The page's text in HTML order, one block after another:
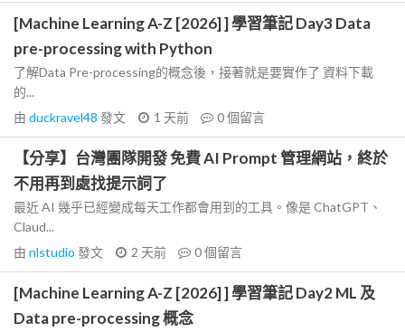
[Machine Learning A-Z [2026] ] 學習筆記 Day3 Data
pre-processing with Python
了解Data Pre-processing的概念後，接著就是要實作了 資料下載
的...
由 duckravel48 發文 1 天前 0個留言
【分享】台灣團隊開發 免費 AI Prompt 管理網站，終於
不用再到處找提示詞了
最近 AI 幾乎已經變成每天工作都會用到的工具。像是 ChatGPT、
Claud...
由 nlstudio 發文 2 天前 0個留言
[Machine Learning A-Z [2026] ] 學習筆記 Day2 ML 及
Data pre-processing 概念